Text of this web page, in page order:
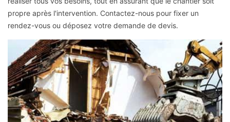
propre après l'intervention. Contactez-nous pour fixer un
rendez-vous ou déposez votre demande de devis.